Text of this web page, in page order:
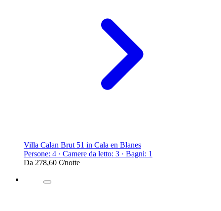
Villa Calan Brut 51 in Cala en Blanes
Persone: 4 · Camere da letto: 3 · Bagni: 1
Da 278,60 €/notte